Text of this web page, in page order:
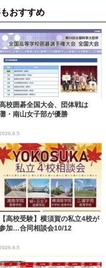
おすすめ
校囲碁全国大会、団体戦は
・南山女子部が優勝
【高校受験】横須賀の私立4校が
加…合同相談会10/12